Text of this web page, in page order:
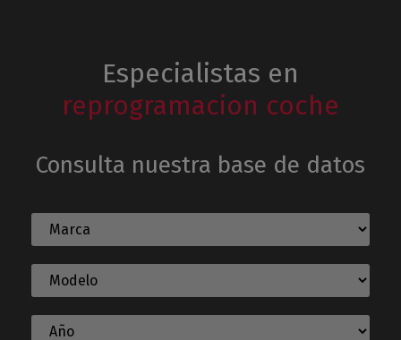
Especialistas en
reprogramacion coche
Consulta nuestra base de datos